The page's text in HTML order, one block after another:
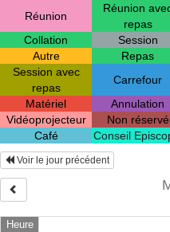
Réunion
Réunion
repas
Collation
Session
Autre
Repas
Session avec
repas
Carrefour
Matériel
Annulation
Vidéoprojecteur
Non réservé
Café
Conseil
Heure
Voir le jour précédent